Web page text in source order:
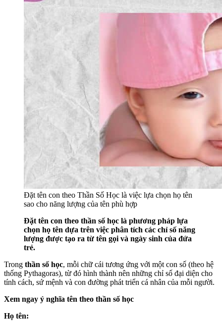
Đặt tên con theo Thần Số Học là việc lựa chọn họ tên
sao cho năng lượng của tên phù hợp
Đặt tên con theo thần số học là phương pháp lựa
chọn họ tên dựa trên việc phân tích các chỉ số năng
lượng được tạo ra từ tên gọi và ngày sinh của đứa
trẻ.
Trong thần số học, mỗi chữ cái tương ứng với một con số (theo hệ
thống Pythagoras), từ đó hình thành nên những chỉ số đại diện cho
tính cách, sứ mệnh và con đường phát triển cá nhân của mỗi người.
Xem ngay ý nghĩa tên theo thần số học
Họ tên: